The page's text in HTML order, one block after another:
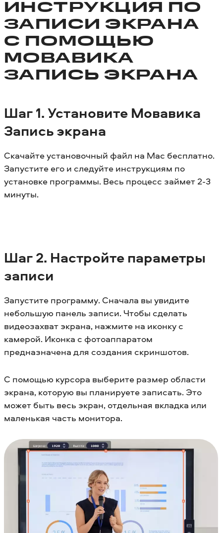
ИНСТРУКЦИЯ ПО
ЗАПИСИ ЭКРАНА
С ПОМОЩЬЮ
МОВАВИКА
ЗАПИСЬ ЭКРАНА
Шаг1. Установите Мовавика
Запись экрана
Скачайте установочный файл на Mac бесплатно.
Запустите его и следуйте инструкциям по
установке программы. Весь процесс займет 2-3
минуты.
Шаг2. Настройте параметры
записи
Запустите программу. Сначала вы увидите
небольшую панель записи. Чтобы сделать
видеозахват экрана, нажмите на иконку с
камерой. Иконка с фотоаппаратом
предназначена для создания скриншотов.
С помощью курсора выберите размер области
экрана, которую вы планируете записать. Это
может быть весь экран, отдельная вкладка или
маленькая часть монитора.